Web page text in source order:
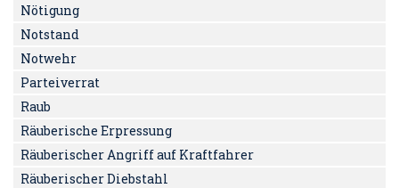
Nötigung
Notstand
Notwehr
Parteiverrat
Raub
Räuberische Erpressung
Räuberischer Angriff auf Kraftfahrer
Räuberischer Diebstahl